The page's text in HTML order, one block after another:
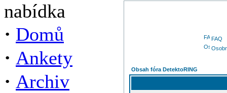
nabídka
· Domů
· Ankety
· Archiv
FAQ
Obsah fóra DetektoRING